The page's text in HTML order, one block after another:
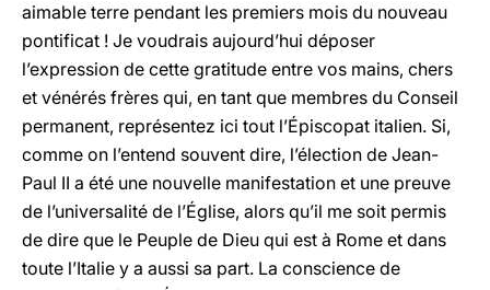
aimable terre pendant les premiers mois du nouveau
pontificat ! Je voudrais aujourd’hui déposer
l’expression de cette gratitude entre vos mains, chers
et vénérés frères qui, en tant que membres du Conseil
permanent, représentez ici tout l’Épiscopat italien. Si,
comme on l’entend souvent dire, l’élection de Jean-
Paul II a été une nouvelle manifestation et une preuve
de l’universalité de l’Église, alors qu’il me soit permis
de dire que le Peuple de Dieu qui est à Rome et dans
toute l’Italie y a aussi sa part. La conscience de